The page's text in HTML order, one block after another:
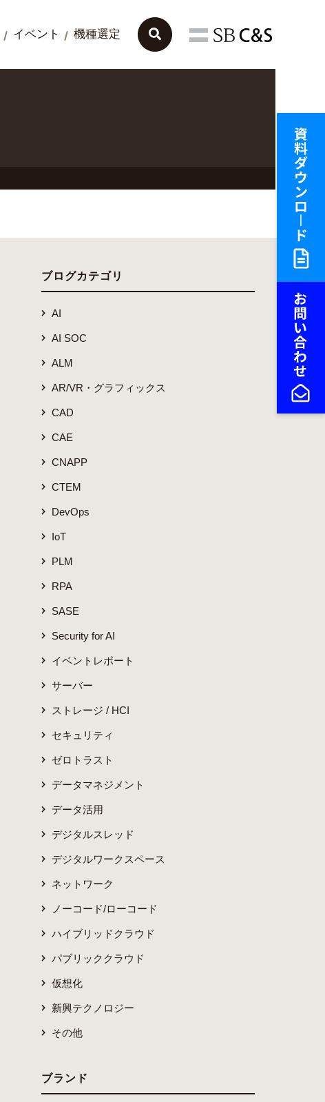
イベント 機種選定
ブログカテゴリ
AI
AI SOC
ALM
AR/VR・グラフィックス
CAD
CAE
CNAPP
CTEM
DevOps
IoT
PLM
RPA
SASE
Security for AI
イベントレポート
サーバー
ストレージ / HCI
セキュリティ
ゼロトラスト
データマネジメント
データ活用
デジタルスレッド
デジタルワークスペース
ネットワーク
ノーコード/ローコード
ハイブリッドクラウド
パブリッククラウド
仮想化
新興テクノロジー
その他
ブランド